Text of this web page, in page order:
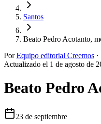
Santos
Beato Pedro Acotanto,
Por Equipo editorial Creemos ·
Actualizado el 1 de agosto de
Beato Pedro
23 de septiembre